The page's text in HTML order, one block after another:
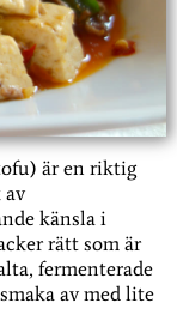
är en riktig
av
känsla i
rätt som är
fermenterade
av med lite